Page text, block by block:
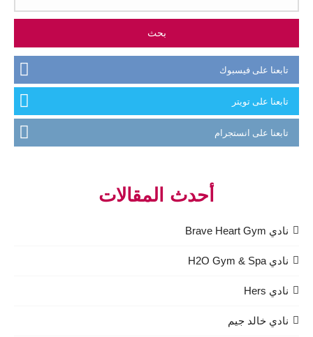
تابعنا على فيسبوك
تابعنا على تويتر
تابعنا على انستجرام
أحدث المقالات
نادي Brave Heart Gym
نادي H2O Gym & Spa
نادي Hers
نادي خالد جيم